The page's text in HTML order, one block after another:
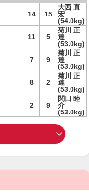
14 15
大西 直
宏
(54.0kg)
11 5
菊川 正
達
(53.0kg)
7 9
菊川 正
達
(53.0kg)
8 2
菊川 正
達
(53.0kg)
2 9
関口 睦
介
(53.0kg)